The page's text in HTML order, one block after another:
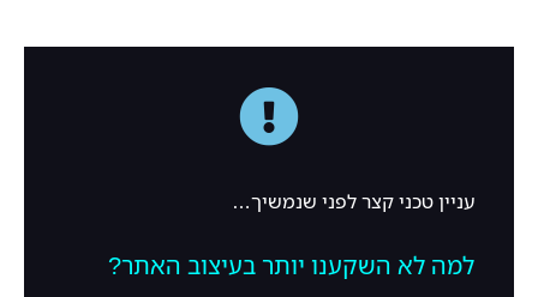
עניין טכני קצר לפני שנמשיך…
למה לא השקענו יותר בעיצוב האתר?